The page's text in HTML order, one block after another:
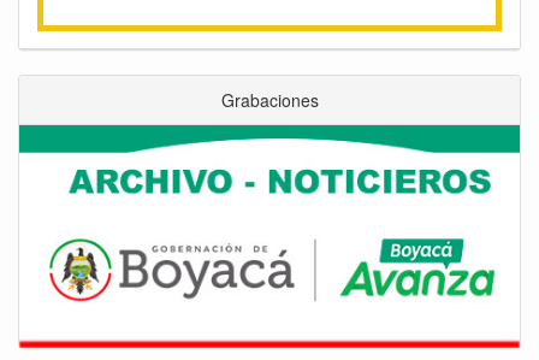
Grabaciones